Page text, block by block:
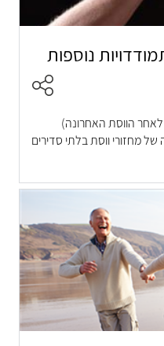
נוספות
הווסת האחרונה)
מחזורי ווסת בלתי סדירים